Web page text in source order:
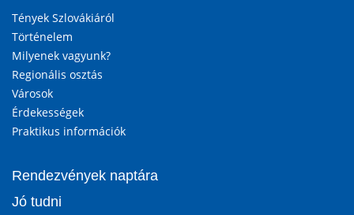
Tények Szlovákiáról
Történelem
Milyenek vagyunk?
Regionális osztás
Városok
Érdekességek
Praktikus információk
Rendezvények naptára
Jó tudni